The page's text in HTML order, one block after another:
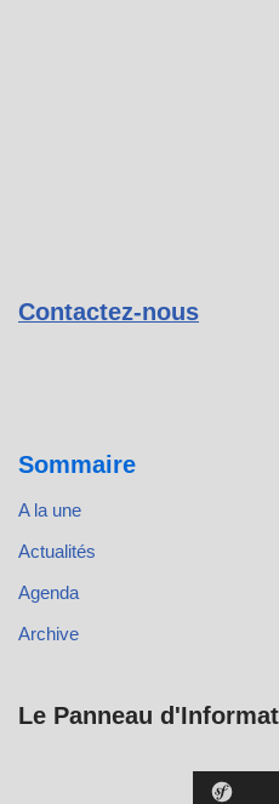
Contactez-nous
Sommaire
A la une
Actualités
Agenda
Archive
Le Panneau